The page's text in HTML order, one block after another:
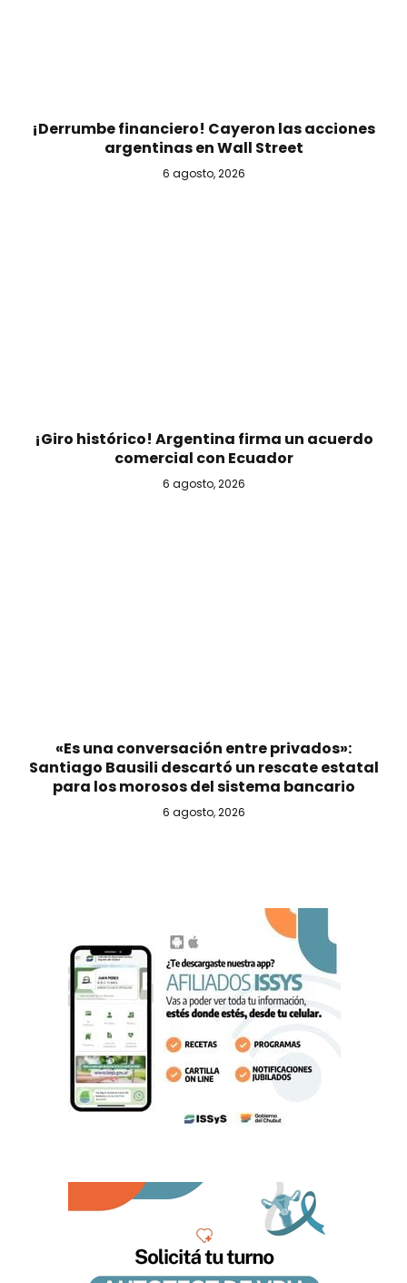
¡Derrumbe financiero! Cayeron las acciones
argentinas en Wall Street
6 agosto, 2026
¡Giro histórico! Argentina firma un acuerdo
comercial con Ecuador
6 agosto, 2026
«Es una conversación entre privados»:
Santiago Bausili descartó un rescate estatal
para los morosos del sistema bancario
6 agosto, 2026